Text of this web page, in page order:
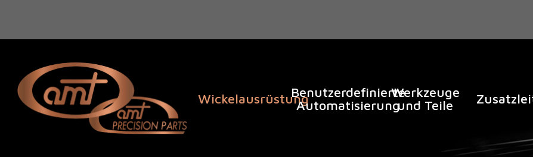
WickelausrüstungBenutzerdefinierte
Automatisierung
Werkzeuge
und Teile